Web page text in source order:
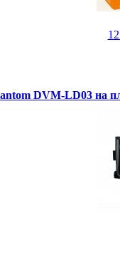
DVM-LD03 на